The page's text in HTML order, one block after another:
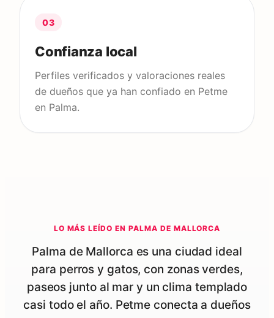
03
Confianza local
Perfiles verificados y valoraciones reales
de dueños que ya han confiado en Petme
en Palma.
LO MÁS LEÍDO ENPALMA DE MALLORCA
Palma de Mallorca es una ciudad ideal
para perros y gatos, con zonas verdes,
paseos junto al mar y un clima templado
casi todo el año. Petme conecta a dueños